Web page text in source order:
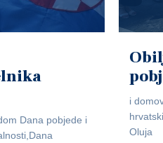
Dana pobjede i
i
Oluja